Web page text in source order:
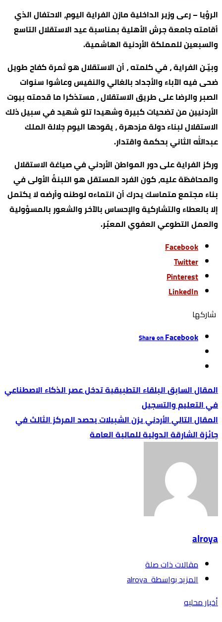
الرؤيا – رعى وزير الداخلية مازن الفراية اليوم، الاحتفال الذي
أقامته جامعة جرش الأهلية بمناسبة عيد الاستقلال التاسع
والسبعين للمملكة الأردنية الهاشمية.
وبيّـن الفراية ، في كلمته ، أن الاستقلال هو ثمرة كفاح طويل
ضحى فيه الآباء والأجداد بالغالي والنفيس وعاشوا سنوات
الصبر والرضا على طريق الاستقلال ، مستذكرا ما قدمته بيوت
الأردنيين من تضحيات كبيرة وشهيدا تلو شهيد في سبيل ذلك
الاستقلال لبناء دولة مزدهرة ، يقودها اليوم جلالة الملك
عبدالله الثاني بحكمة واقتدار.
وركز الفراية على دور المواطن الأردني في صياغة الاستقلال
والمحافظة عليه، كون الفرد المستقل هو اللبنةُ الأولى في
بناء مجتمع متماسك يدرك أن انتماءه لوطنه وأرضه لا يكتمل
إلا بالعطاء والتشاركية والإحساس بالآخر والشعور بالمسؤولية
والعمل التطوعي العفوي المعبّر.
Facebook
Twitter
Pinterest
LinkedIn
‫‫ شاركها‬
Share onFacebook
البلقاء التطبيقية تدخل عصر الذكاء الاصطناعي
في التعليم والتسجيل
الأردني يزن الشبيلات يحصد المركز الثالث في
جائزة الشارقة الدولية للمالية العامة
alroya
‫مقالات ذات صلة‬
‫‫المزيد بواسطة‬ ‬ alroya
أخبار محليه